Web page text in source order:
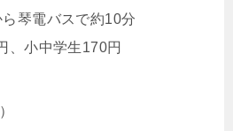
琴電バスで約10分
、小中学生170円